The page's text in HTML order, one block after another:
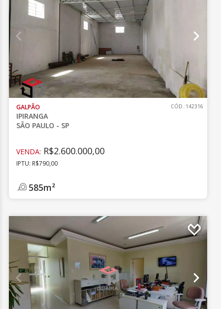
GALPÃO
IPIRANGA
SÃO PAULO - SP
CÓD.:142316
VENDA: R$2.600.000,00
IPTU: R$790,00
585m²